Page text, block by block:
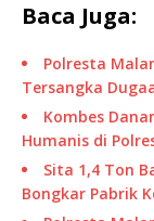
Baca Juga:
Polresta
Tersangka
Kombes
Humanis di
Sita 1,4 Ton
Bongkar Pabrik